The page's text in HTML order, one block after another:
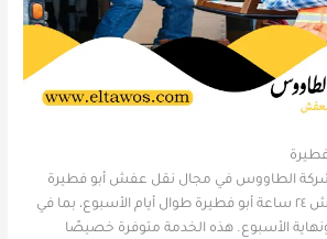
شركة الطاووس في مجال نقل عفش أبو فطيرة
أنها تقدم خدمة نقل عفش ٢٤ ساعة أبو فطيرة طوال أيام الأسبوع، بما في
الأسبوع. هذه الخدمة متوفرة خصيصًا